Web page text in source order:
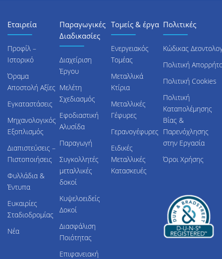
Εταιρεία
Προφίλ –
Ιστορικό
Όραμα
Αποστολή Αξίες
Εγκαταστάσεις
Μηχανολογικός
Εξοπλισμός
Διαπιστεύσεις –
Πιστοποιήσεις
Φυλλάδια &
Έντυπα
Ευκαιρίες
Σταδιοδρομίας
Νέα
Παραγωγικές
Διαδικασίες
Διαχείριση
Έργου
Μελέτη
Σχεδιασμός
Εφοδιαστική
Αλυσίδα
Παραγωγή
Συγκολλητές
μεταλλικές
δοκοί
Κυψελοειδείς
Δοκοί
Διασφάλιση
Ποιότητας
Επιφανειακή
Τομείς & έργα
Ενεργειακός
Τομέας
Μεταλλικά
Κτίρια
Μεταλλικές
Γέφυρες
Γερανογέφυρες
Ειδικές
Μεταλλικές
Κατασκευές
Πολιτικές
Κώδικας
Πολιτική
Πολιτική Cookies
Πολιτική
Καταπολέμησης
Βίας &
Παρενόχλησης
στην Εργασία
Όροι Χρήσης